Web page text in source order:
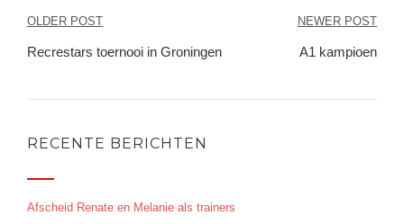
Bericht
navigatie
OLDER POST
Recrestars toernooi in Groningen
NEWER POST
A1 kampioen
RECENTE BERICHTEN
Afscheid Renate en Melanie als trainers